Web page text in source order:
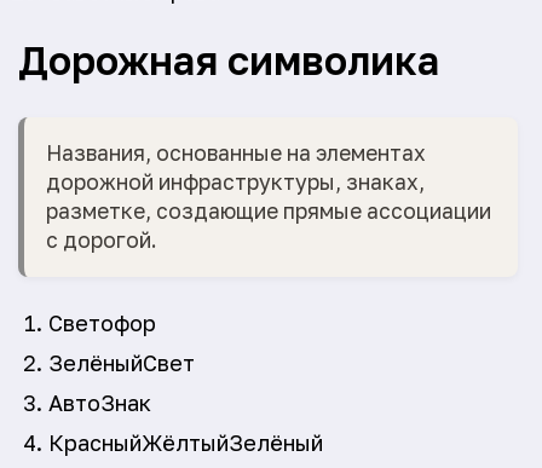
Дорожная символика
Названия, основанные на элементах
дорожной инфраструктуры, знаках,
разметке, создающие прямые ассоциации
с дорогой.
Светофор
ЗелёныйСвет
АвтоЗнак
КрасныйЖёлтыйЗелёный